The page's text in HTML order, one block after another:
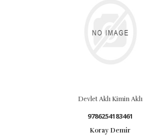
Devlet Aklı Kimin Aklı
9786254183461
Koray Demir